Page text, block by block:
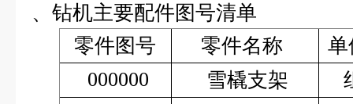
、钻机主要配件图号清单
零件图号
零件名称 单
000000 雪橇支架